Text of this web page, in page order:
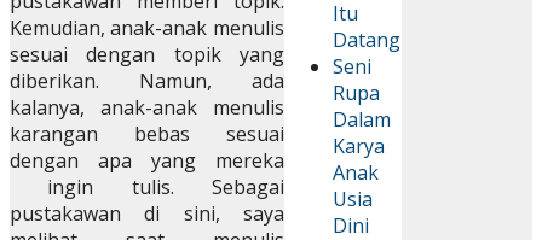
Itu
Datang
Seni
Rupa
Dalam
Karya
Anak
Usia
Dini
Kemudian, anak-anak menulis
sesuai dengan topik yang
diberikan. Namun, ada
kalanya, anak-anak menulis
karangan bebas sesuai
dengan apa yang mereka
ingin tulis. Sebagai
pustakawan di sini, saya